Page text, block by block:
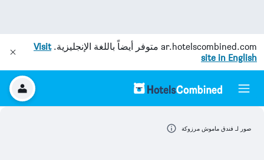
ar.hotelscombined.com متوفر أيضاً باللغة الإنجليزية.Visit
site in English
صور لـ فندق ماموش مرزوكة